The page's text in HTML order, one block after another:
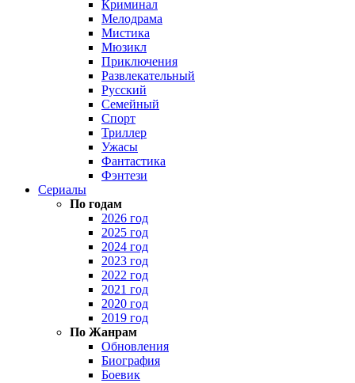
Криминал
Мелодрама
Мистика
Мюзикл
Приключения
Развлекательный
Русский
Семейный
Спорт
Триллер
Ужасы
Фантастика
Фэнтези
Сериалы
По годам
2026 год
2025 год
2024 год
2023 год
2022 год
2021 год
2020 год
2019 год
По Жанрам
Обновления
Биография
Боевик